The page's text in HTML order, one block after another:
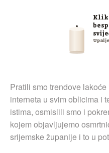
Pratili smo trendove
interneta u svim oblicima i
istima, osmislili smo i
kojem objavljujemo
srijemske županije i to u